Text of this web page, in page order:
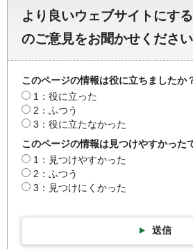
より良いウェブサイトにす
のご意見をお聞かせください
このページの情報は役に立ちましたか
1：役に立った
2：ふつう
3：役に立たなかった
このページの情報は見つけやすかった
1：見つけやすかった
2：ふつう
3：見つけにくかった
送信